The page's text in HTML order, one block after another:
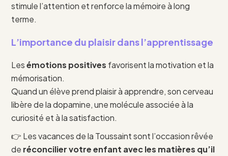
stimule l’attention et renforce la mémoire à long
terme.
L’importance du plaisir dans l’apprentissage
Lesémotions positives favorisent la motivation et la
mémorisation.
Quand un élève prend plaisir à apprendre, son cerveau
libère de la dopamine, une molécule associée à la
curiosité et à la satisfaction.
👉 Les vacances de la Toussaint sont l’occasion rêvée
de réconcilier votre enfant avec les matières qu’il